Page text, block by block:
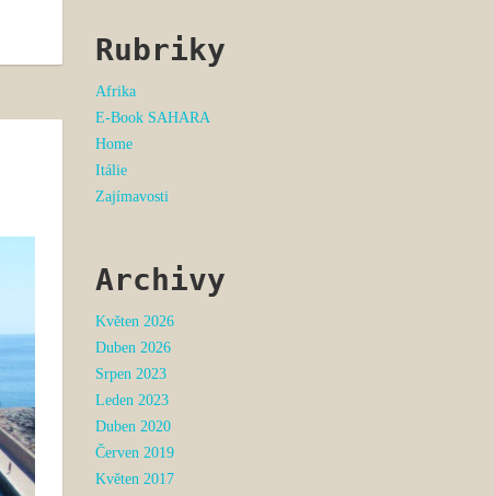
Rubriky
Afrika
E-Book SAHARA
Home
Itálie
Zajímavosti
Archivy
Květen 2026
Duben 2026
Srpen 2023
Leden 2023
Duben 2020
Červen 2019
Květen 2017